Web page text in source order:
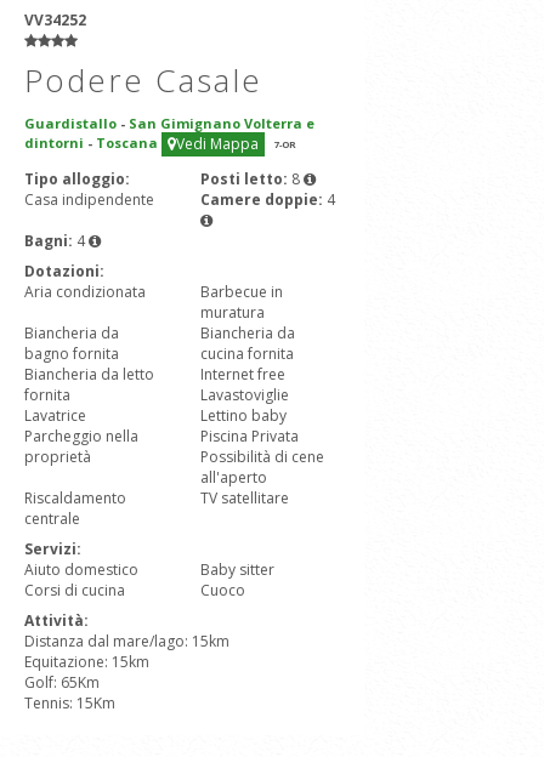
VV34252
Podere Casale
Guardistallo - San Gimignano Volterra e
dintorni - Toscana Vedi Mappa 7-OR
Tipo alloggio:
Casa indipendente
Posti letto: 8
Camere doppie: 4
Bagni: 4
Dotazioni:
Aria condizionata
Barbecue in
muratura
Biancheria da
bagno fornita
Biancheria da
cucina fornita
Biancheria da letto
fornita
Internet free
Lavastoviglie
Lavatrice
Lettino baby
Parcheggio nella
proprietà
Piscina Privata
Possibilità di cene
all'aperto
Riscaldamento
centrale
TV satellitare
Servizi:
Aiuto domestico
Baby sitter
Corsi di cucina
Cuoco
Attività:
Distanza dal mare/lago: 15km
Equitazione: 15km
Golf: 65Km
Tennis: 15Km